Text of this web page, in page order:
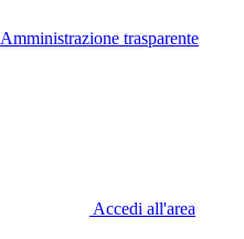
Amministrazione trasparente
Accedi all'area